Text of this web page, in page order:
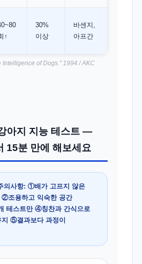
↑
30%
이상
바센지,
아프간
Intelligence of Dogs." 1994 / AKC
아지 지능 테스트 —
15분 만에 해보세요
의사항: ①배가 고프지 않은
②조용하고 익숙한 공간
테스트만 ④칭찬과 간식으로
⑤결과보다 과정이